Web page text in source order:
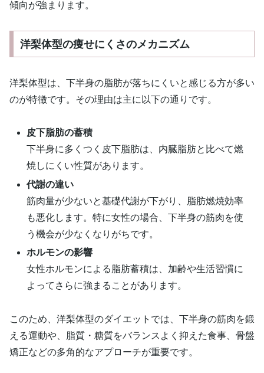
傾向が強まります。
洋梨体型の痩せにくさのメカニズム
洋梨体型は、下半身の脂肪が落ちにくいと感じる方が多い
のが特徴です。その理由は主に以下の通りです。
皮下脂肪の蓄積
下半身に多くつく皮下脂肪は、内臓脂肪と比べて燃
焼しにくい性質があります。
代謝の違い
筋肉量が少ないと基礎代謝が下がり、脂肪燃焼効率
も悪化します。特に女性の場合、下半身の筋肉を使
う機会が少なくなりがちです。
ホルモンの影響
女性ホルモンによる脂肪蓄積は、加齢や生活習慣に
よってさらに強まることがあります。
このため、洋梨体型のダイエットでは、下半身の筋肉を鍛
える運動や、脂質・糖質をバランスよく抑えた食事、骨盤
矯正などの多角的なアプローチが重要です。